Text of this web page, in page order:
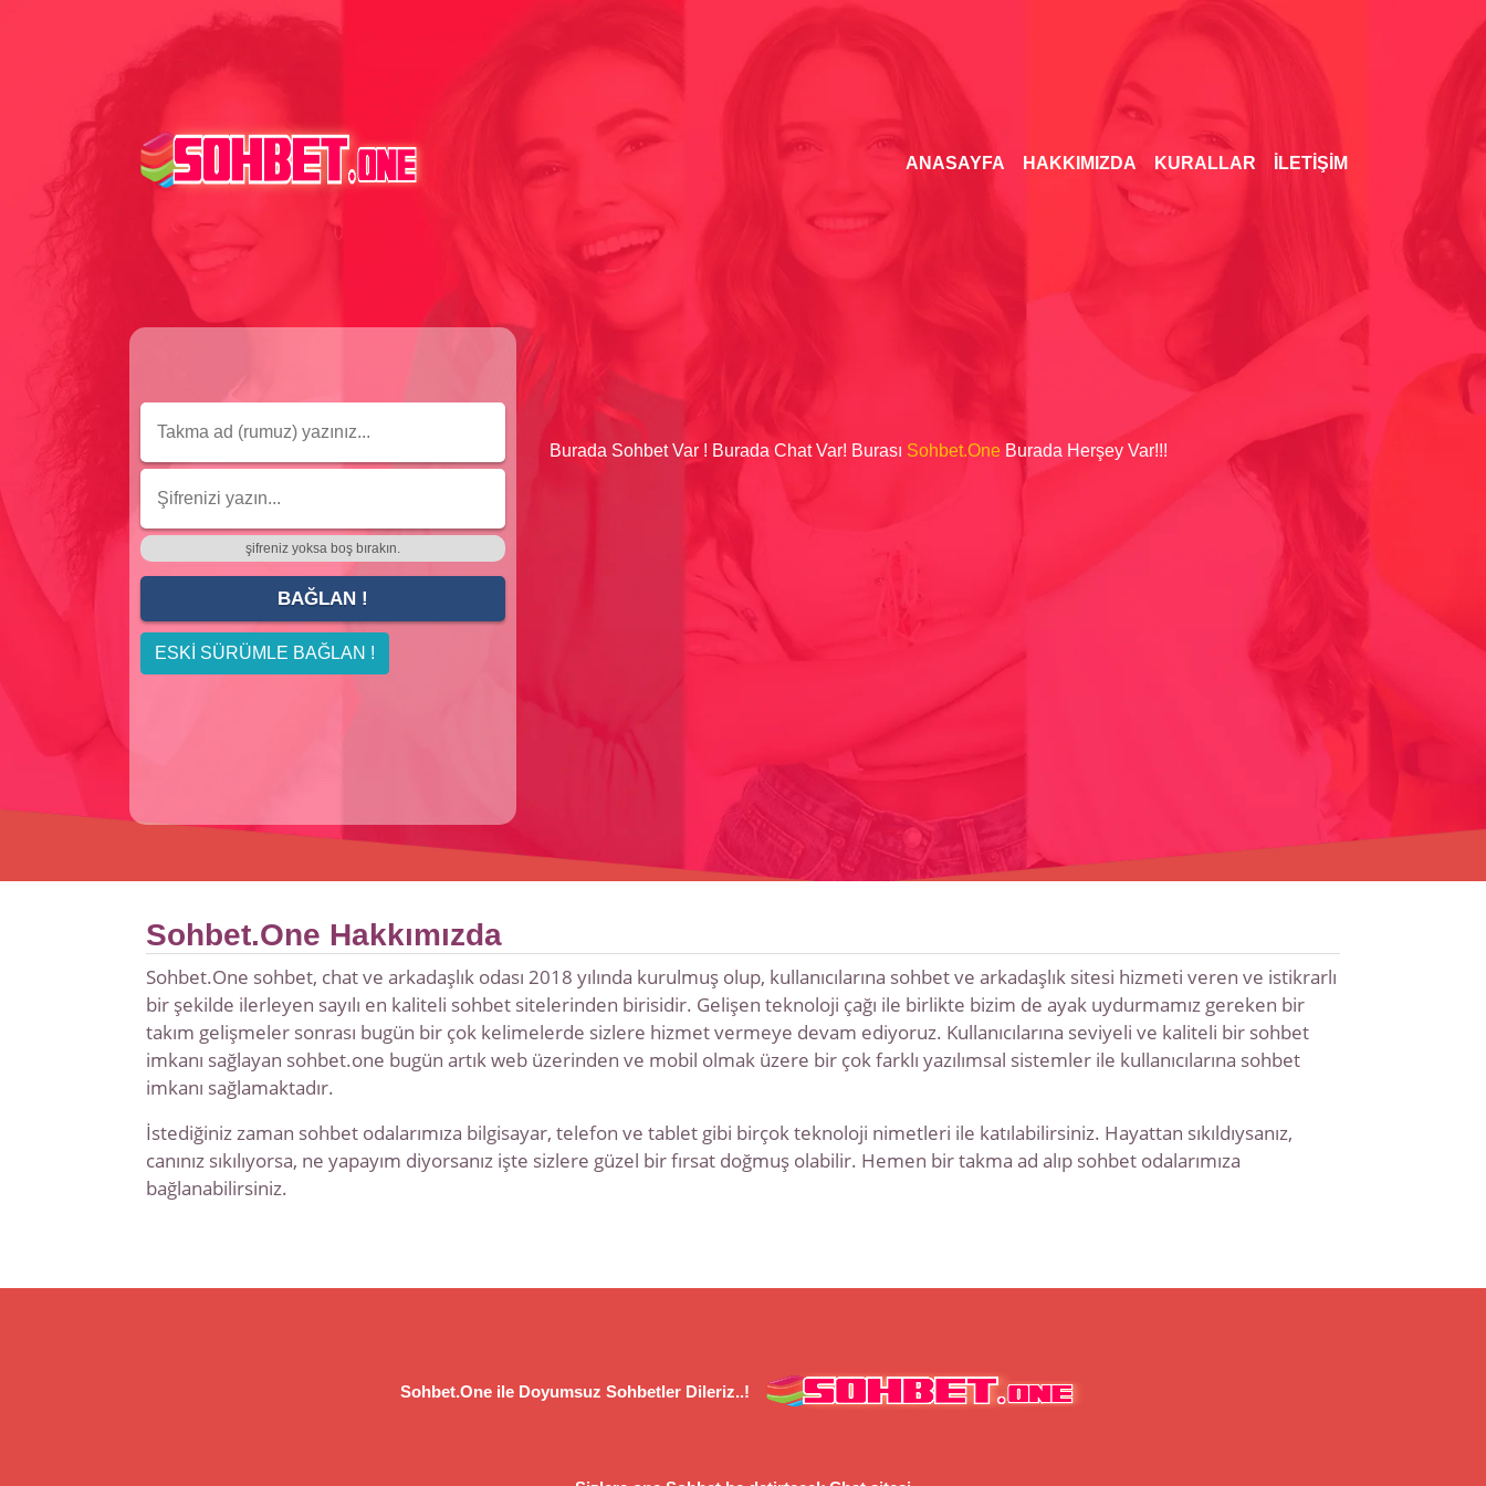
ANASAYFA HAKKIMIZDA KURALLAR ILETIŞIM
şifreniz yoksa boş bırakın.
ESKİ SÜRÜMLE BAĞLAN !
Burada Sohbet Var ! Burada Chat Var! Burası Sohbet.One Burada Herşey Var!!!
Sohbet.One Hakkımızda
Sohbet.One sohbet, chat ve arkadaşlık odası 2018 yılında kurulmuş olup, kullanıcılarına sohbet ve arkadaşlık sitesi hizmeti veren ve istikrarlı
bir şekilde ilerleyen sayılı en kaliteli sohbet sitelerinden birisidir. Gelişen teknoloji çağı ile birlikte bizim de ayak uydurmamız gereken bir
takım gelişmeler sonrası bugün bir çok kelimelerde sizlere hizmet vermeye devam ediyoruz. Kullanıcılarına seviyeli ve kaliteli bir sohbet
imkanı sağlayan sohbet.one bugün artık web üzerinden ve mobil olmak üzere bir çok farklı yazılımsal sistemler ile kullanıcılarına sohbet
imkanı sağlamaktadır.
İstediğiniz zaman sohbet odalarımıza bilgisayar, telefon ve tablet gibi birçok teknoloji nimetleri ile katılabilirsiniz. Hayattan sıkıldıysanız,
canınız sıkılıyorsa, ne yapayım diyorsanız işte sizlere güzel bir fırsat doğmuş olabilir. Hemen bir takma ad alıp sohbet odalarımıza
bağlanabilirsiniz.
Sohbet.One ile Doyumsuz Sohbetler Dileriz..!